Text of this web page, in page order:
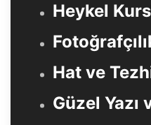
Heykel
Hat ve
Güzel Yazı